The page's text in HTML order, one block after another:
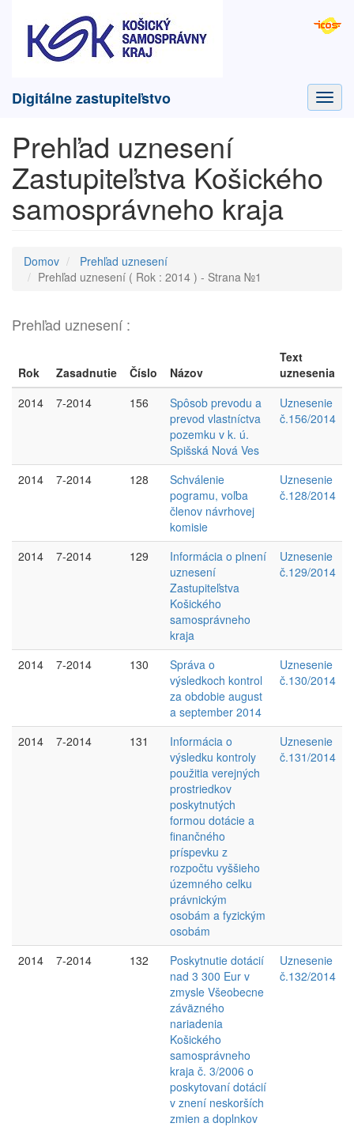
Digitálne zastupiteľstvo
Prehľad uznesení
Zastupiteľstva Košického
samosprávneho kraja
Domov
Prehľad uznesení
Prehľad uznesení ( Rok : 2014 ) - Strana №1
Prehľad uznesení :
Rok Zasadnutie Číslo Názov
Text
uznesenia
2014
7-2014 156
Spôsob prevodu a
prevod vlastníctva
pozemku v k. ú.
Spišská Nová Ves
Uznesenie
č.156/2014
2014 7-2014 128
Schválenie
pogramu, voľba
členov návrhovej
komisie
Uznesenie
č.128/2014
2014 7-2014 129
Informácia o plnení
uznesení
Zastupiteľstva
Košického
samosprávneho
kraja
Uznesenie
č.129/2014
2014 7-2014 130
Správa o
výsledkoch kontrol
za obdobie august
a september 2014
Uznesenie
č.130/2014
2014 7-2014 131
Informácia o
výsledku kontroly
použitia verejných
prostriedkov
poskytnutých
formou dotácie a
finančného
príspevku z
rozpočtu vyššieho
územného celku
právnickým
osobám a fyzickým
osobám
Uznesenie
č.131/2014
2014 7-2014 132
Poskytnutie dotácií
nad 3 300 Eur v
zmysle Všeobecne
záväzného
nariadenia
Košického
samosprávneho
kraja č. 3/2006 o
poskytovaní dotácií
v znení neskorších
zmien a doplnkov
Uznesenie
č.132/2014